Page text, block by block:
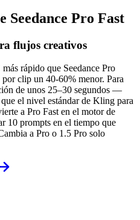
Seedance Pro Fast
flujos creativos
rápido que Seedance Pro
clip un 40-60% menor. Para
de unos 25–30 segundos —
el nivel estándar de Kling para
a Pro Fast en el motor de
10 prompts en el tiempo que
a Pro o 1.5 Pro solo